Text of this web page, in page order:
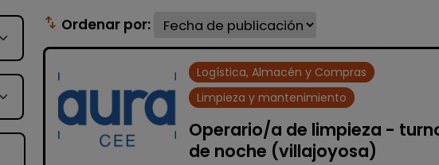
swap_vert Ordenar por:
Logística, Almacén y Compras
Limpieza y mantenimiento
Operario/a de limpieza -
de noche (villajoyosa)